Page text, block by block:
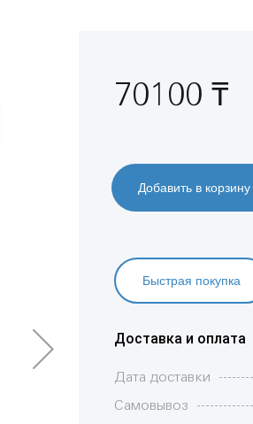
70100 ₸
Добавить в корзину
Быстрая покупка
Доставка и оплата
Дата доставки
Самовывоз